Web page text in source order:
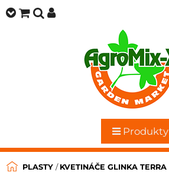
Produkty
PLASTY / KVETINÁČE GLINKA TERRA